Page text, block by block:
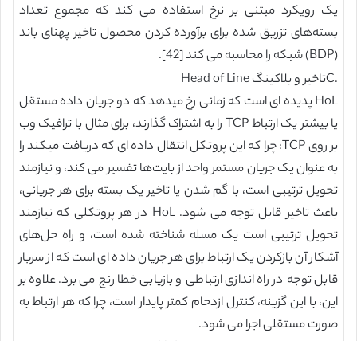
یک رویکرد مبتنی بر نرخ استفاده می کند که مجموع تعداد
بسته‌های تزریق شده برای برآورده کردن محصول تاخیر پهنای باند
(BDP) شبکه را محاسبه می کند [42].
.Cتاخیر و بلاکینگ Head of Line
HoL پدیده ای است که زمانی رخ میدهد که دو جریان داده مستقل
یا بیشتر یک ارتباط TCP را به اشتراک گذارند، برای مثال با ترافیک وب
بر روی TCP؛ چرا که این پروتکل انتقال داده ای که دریافت میکند را
به عنوان یک جریان مستمر واحد از بایت‌ها تفسیر می کند، و نیازمند
تحویل ترتیبی است، با گم شدن یا تاخیر یک بسته برای هر جریانی،
باعث تاخیر قابل توجه می شود. HoL در هر پروتکلی که نیازمند
تحویل ترتیبی است یک مسله شناخته شده است، و راه حل‌های
آشکار آن بازکردن یک ارتباط برای هر جریان داده ای است که از سربار
قابل توجه در راه اندازی ارتباطی و بازیابی خطا رنج می برد. علاوه بر
این، با این گزینه، کنترل ازدحام کمتر پایدار است، چرا که هر ارتباط به
صورت مستقلی اجرا می شود.